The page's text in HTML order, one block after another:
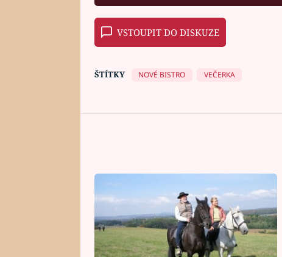
VSTOUPIT DO DISKUZE
ŠTÍTKY NOVÉ BISTRO VEČERKA